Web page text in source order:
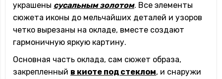
украшены сусальным золотом. Все элементы
сюжета иконы до мельчайших деталей и узоров
четко вырезаны на окладе, вместе создают
гармоничную яркую картину.
Основная часть оклада, сам сюжет образа,
закрепленный в киоте под стеклом, и снаружи